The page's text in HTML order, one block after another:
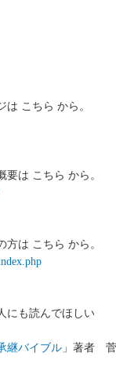
は こちら から。
は こちら から。
は こちら から。
にも読んでほしい
継バイブル 」著者